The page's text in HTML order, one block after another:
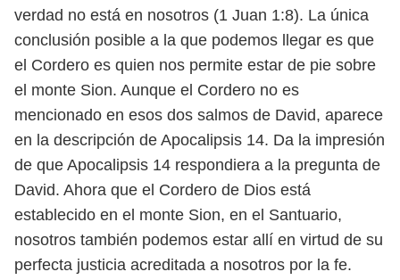
verdad no está en nosotros (1 Juan 1:8). La única
conclusión posible a la que podemos llegar es que
el Cordero es quien nos permite estar de pie sobre
el monte Sion. Aunque el Cordero no es
mencionado en esos dos salmos de David, aparece
en la descripción de Apocalipsis 14. Da la impresión
de que Apocalipsis 14 respondiera a la pregunta de
David. Ahora que el Cordero de Dios está
establecido en el monte Sion, en el Santuario,
nosotros también podemos estar allí en virtud de su
perfecta justicia acreditada a nosotros por la fe.